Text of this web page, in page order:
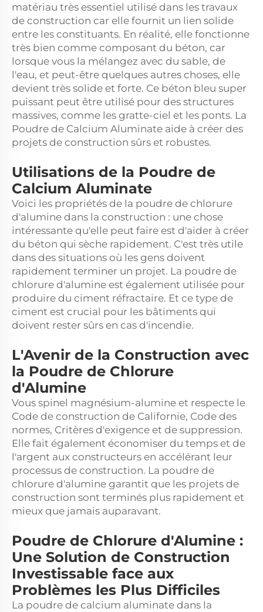
matériau très essentiel utilisé dans les travaux
de construction car elle fournit un lien solide
entre les constituants. En réalité, elle fonctionne
très bien comme composant du béton, car
lorsque vous la mélangez avec du sable, de
l'eau, et peut-être quelques autres choses, elle
devient très solide et forte. Ce béton bleu super
puissant peut être utilisé pour des structures
massives, comme les gratte-ciel et les ponts. La
Poudre de Calcium Aluminate aide à créer des
projets de construction sûrs et robustes.
Utilisations de la Poudre de
Calcium Aluminate
Voici les propriétés de la poudre de chlorure
d'alumine dans la construction : une chose
intéressante qu'elle peut faire est d'aider à créer
du béton qui sèche rapidement. C'est très utile
dans des situations où les gens doivent
rapidement terminer un projet. La poudre de
chlorure d'alumine est également utilisée pour
produire du ciment réfractaire. Et ce type de
ciment est crucial pour les bâtiments qui
doivent rester sûrs en cas d'incendie.
L'Avenir de la Construction avec
la Poudre de Chlorure
d'Alumine
Vous spinel magnésium-alumine et respecte le
Code de construction de Californie, Code des
normes, Critères d'exigence et de suppression.
Elle fait également économiser du temps et de
l'argent aux constructeurs en accélérant leur
processus de construction. La poudre de
chlorure d'alumine garantit que les projets de
construction sont terminés plus rapidement et
mieux que jamais auparavant.
Poudre de Chlorure d'Alumine :
Une Solution de Construction
Investissable face aux
Problèmes les Plus Difficiles
La poudre de calcium aluminate dans la